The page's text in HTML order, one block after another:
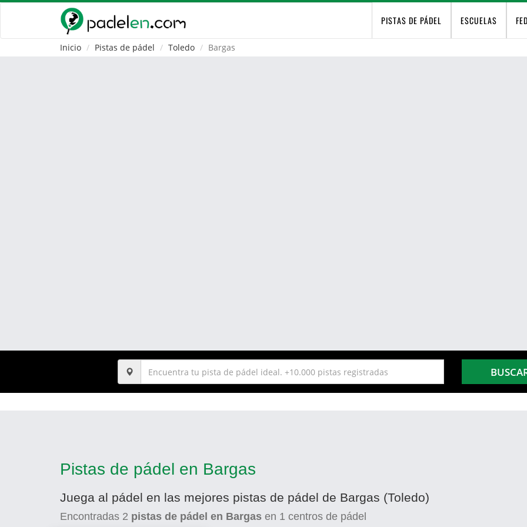
PISTAS DE PÁDEL ESCUELAS
Inicio Pistas de pádel Toledo Bargas
Pistas de pádel en Bargas
Juega al pádel en las mejores pistas de pádel de Bargas (Toledo)
Encontradas 2 pistas de pádel en Bargas en 1 centros de pádel